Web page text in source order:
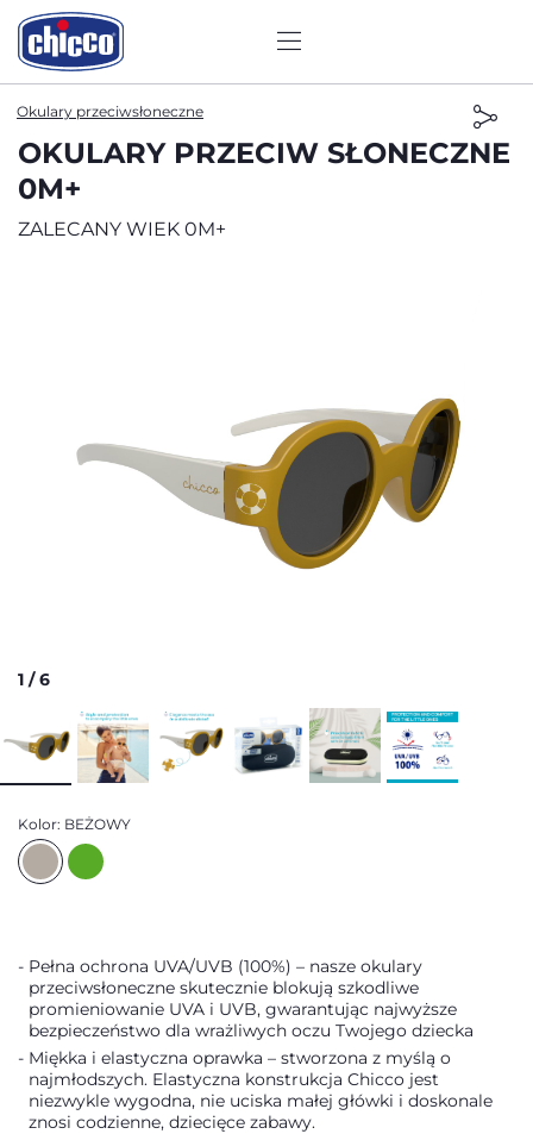
Okulary przeciwsłoneczne
OKULARY PRZECIW SŁONECZNE
0M+
ZALECANY WIEK 0M+
1 /6
Kolor: BEŻOWY
Pełna ochrona UVA/UVB (100%) – nasze okulary
przeciwsłoneczne skutecznie blokują szkodliwe
promieniowanie UVA i UVB, gwarantując najwyższe
bezpieczeństwo dla wrażliwych oczu Twojego dziecka
Miękka i elastyczna oprawka – stworzona z myślą o
najmłodszych. Elastyczna konstrukcja Chicco jest
niezwykle wygodna, nie uciska małej główki i doskonale
znosi codzienne, dziecięce zabawy.